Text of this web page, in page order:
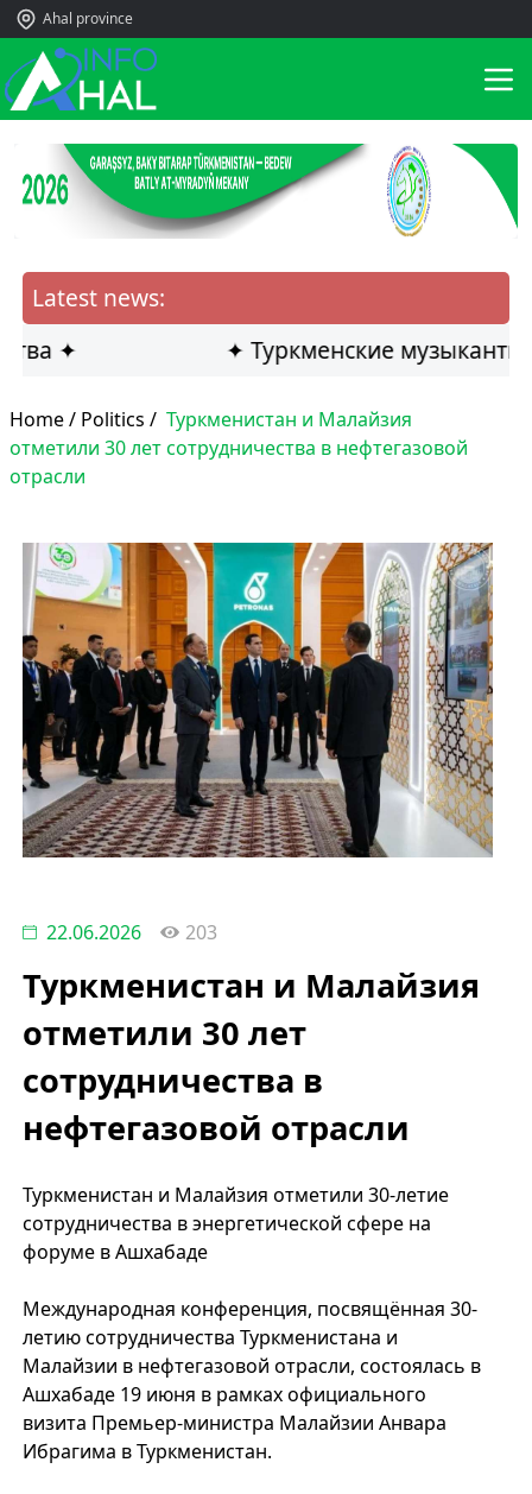
Ahal province
Latest news:
✦
✦ Туркменские музыканты
Home / Politics / Туркменистан и Малайзия
отметили 30 лет сотрудничества в нефтегазовой
отрасли
22.06.2026 203
Туркменистан и Малайзия
отметили 30 лет
сотрудничества в
нефтегазовой отрасли
Туркменистан и Малайзия отметили 30-летие
сотрудничества в энергетической сфере на
форуме в Ашхабаде
Международная конференция, посвящённая 30-
летию сотрудничества Туркменистана и
Малайзии в нефтегазовой отрасли, состоялась в
Ашхабаде 19 июня в рамках официального
визита Премьер-министра Малайзии Анвара
Ибрагима в Туркменистан.